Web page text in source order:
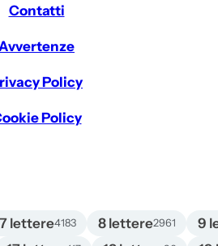
Contatti
Policy
Policy
7 lettere4183 8 lettere2961 9